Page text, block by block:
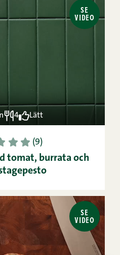
SE
VIDEO
4 Lätt
4 5 (9)
tomat, burrata och
SE
VIDEO